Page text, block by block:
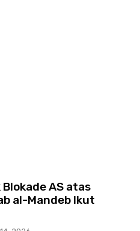
AS atas
al-Mandeb Ikut